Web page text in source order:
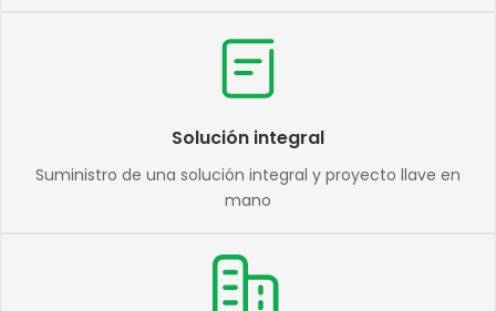
Solución integral
Suministro de una solución integral y proyecto llave en
mano